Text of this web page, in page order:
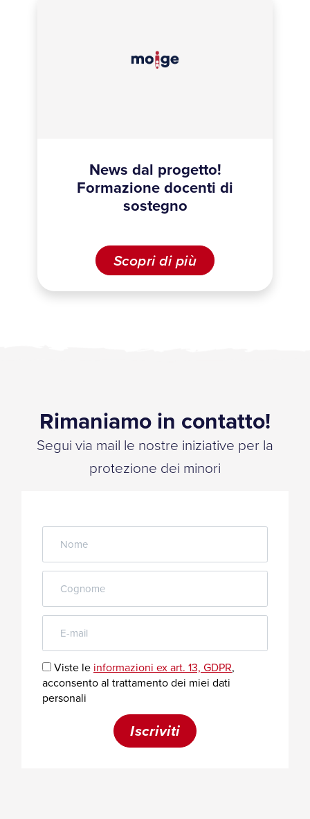
News dal progetto!
Formazione docenti di
sostegno
Scopri di più
Rimaniamo in contatto!
Segui via mail le nostre iniziative per la
protezione dei minori